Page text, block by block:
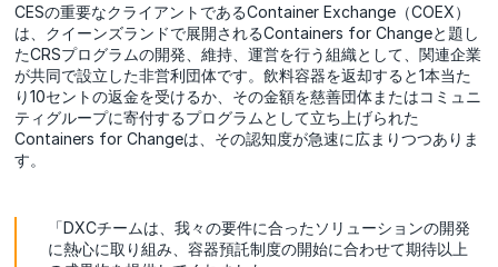
CESの重要なクライアントであるContainer Exchange（COEX）
は、クイーンズランドで展開されるContainers for Changeと題し
たCRSプログラムの開発、維持、運営を行う組織として、関連企業
が共同で設立した非営利団体です。飲料容器を返却すると1本当た
り10セントの返金を受けるか、その金額を慈善団体またはコミュニ
ティグループに寄付するプログラムとして立ち上げられた
Containers for Changeは、その認知度が急速に広まりつつありま
す。
「DXCチームは、我々の要件に合ったソリューションの開発
に熱心に取り組み、容器預託制度の開始に合わせて期待以上